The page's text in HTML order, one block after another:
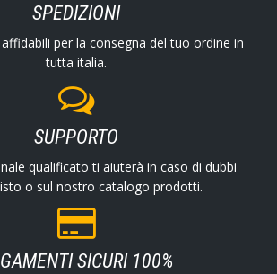
SPEDIZIONI
per la consegna del tuo ordine in
tutta italia.
SUPPORTO
qualificato ti aiuterà in caso di dubbi
o sul nostro catalogo prodotti.
SICURI 100%